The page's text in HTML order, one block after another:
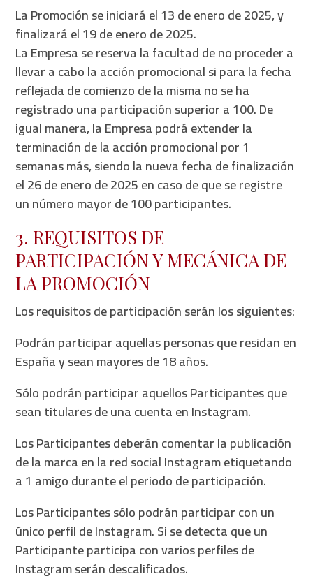
La Promoción se iniciará el 13 de enero de 2025, y
finalizará el 19 de enero de 2025.
La Empresa se reserva la facultad de no proceder a
llevar a cabo la acción promocional si para la fecha
reflejada de comienzo de la misma no se ha
registrado una participación superior a 100. De
igual manera, la Empresa podrá extender la
terminación de la acción promocional por 1
semanas más, siendo la nueva fecha de finalización
el 26 de enero de 2025 en caso de que se registre
un número mayor de 100 participantes.
3. REQUISITOS DE
PARTICIPACIÓN Y MECÁNICA DE
LA PROMOCIÓN
Los requisitos de participación serán los siguientes:
Podrán participar aquellas personas que residan en
España y sean mayores de 18 años.
Sólo podrán participar aquellos Participantes que
sean titulares de una cuenta en Instagram.
Los Participantes deberán comentar la publicación
de la marca en la red social Instagram etiquetando
a 1 amigo durante el periodo de participación.
Los Participantes sólo podrán participar con un
único perfil de Instagram. Si se detecta que un
Participante participa con varios perfiles de
Instagram serán descalificados.